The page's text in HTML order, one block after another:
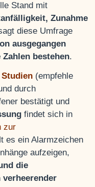
Stand mit
Zunahme
diese Umfrage
ausgegangen
Zahlen bestehen.
Studien (empfehle
durch
bestätigt und
findet sich in
zur
es ein Alarmzeichen
aufzeigen,
die